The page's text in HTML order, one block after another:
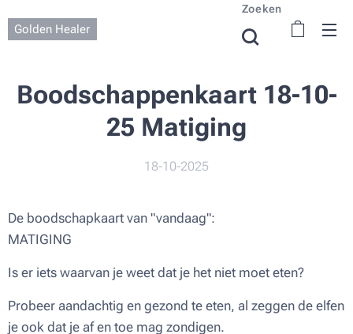
Golden Healer
Zoeken
Boodschappenkaart 18-10-
25 Matiging
18-10-2025
De boodschapkaart van "vandaag":
MATIGING
Is er iets waarvan je weet dat je het niet moet eten?
Probeer aandachtig en gezond te eten, al zeggen de elfen
je ook dat je af en toe mag zondigen.